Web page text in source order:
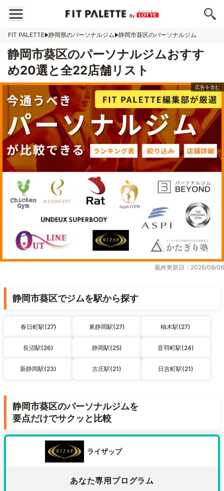
FIT PALETTE 静岡県のパーソナルジム 静岡市葵区のパーソナルジム
静岡市葵区のパーソナルジムおすす
め20選と全22店舗リスト
最終更新日：2026/08/06
静岡市葵区でジムを駅から探す
春日町駅(27) 東静岡駅(27) 柚木駅(27)
長沼駅(26) 静岡駅(25) 音羽町駅(24)
新静岡駅(23) 古庄駅(21) 日吉町駅(21)
静岡市葵区のパーソナルジムを
要点だけでサクッと比較
ライザップ
あなた専用プログラム